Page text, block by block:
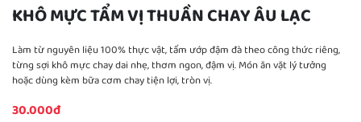
KHÔ MỰC TẨM VỊ THUẦN CHAY ÂU LẠC
Làm từ nguyên liệu 100% thực vật, tẩm ướp đậm đà theo công thức riêng,
từng sợi khô mực chay dai nhẹ, thơm ngon, đậm vị. Món ăn vặt lý tưởng
hoặc dùng kèm bữa cơm chay tiện lợi, tròn vị.
30.000đ